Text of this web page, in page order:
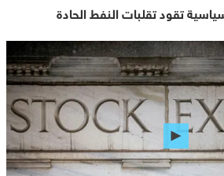
تقود تقلبات النفط الحادة